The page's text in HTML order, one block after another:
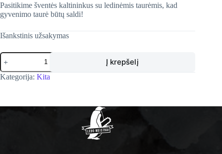
Pasitikime šventės kaltininkus su ledinėmis taurėmis, kad
gyvenimo taurė būtų saldi!
Išankstinis užsakymas
produkto
kiekis:
Ledo
taurė,
Į krepšelį
Kategorija: Kita